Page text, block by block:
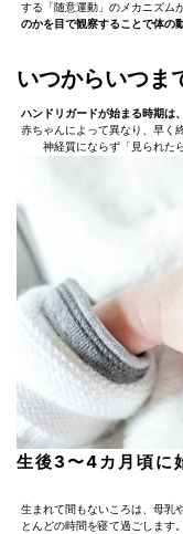
する「随意運動」のメカニズム
のかを目で観察することで体の
いつからいつま
ハンドリガードが始まる時期は
赤ちゃんによって異なり、早く
神経質にならず「見られた
生後3〜4カ月頃に
生まれて間もないころは、母乳
とんどの時間を寝て過ごします